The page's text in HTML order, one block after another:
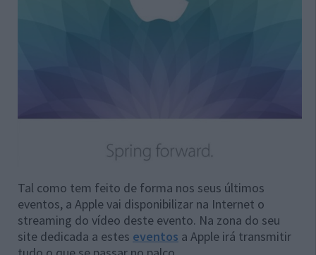
Tal como tem feito de forma nos seus últimos
eventos, a Apple vai disponibilizar na Internet o
streaming do vídeo deste evento. Na zona do seu
site dedicada a estes eventos a Apple irá transmitir